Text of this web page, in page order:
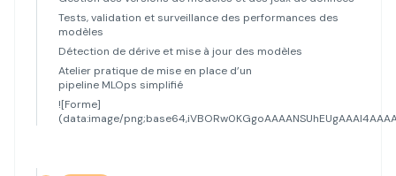
Tests, validation et surveillance des performances des
modèles
Détection de dérive et mise à jour des modèles
Atelier pratique de mise en place d’un
pipeline MLOps simplifié
![Forme]
(data:image/